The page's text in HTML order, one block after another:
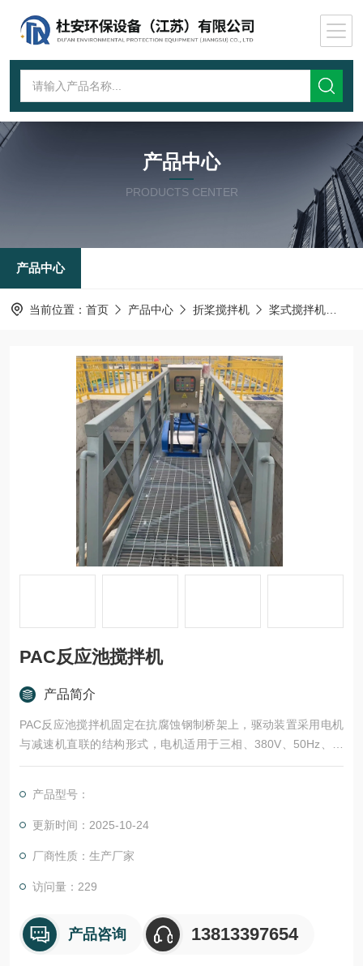
产品中心
PRODUCTS CENTER
产品中心
当前位置： 首页 产品中心 折桨搅拌机 桨式搅拌机
PAC反应池搅拌机
产品简介
PAC反应池搅拌机固定在抗腐蚀钢制桥架上，驱动装置采用电机
与减速机直联的结构形式，电机适用于三相、380V、50Hz、防
护等级为IP55。减速装置应设置合适的轴承组合，以适应在高速
产品型号：
更新时间：2025-10-24
厂商性质：生产厂家
访问量：229
产品咨询 13813397654